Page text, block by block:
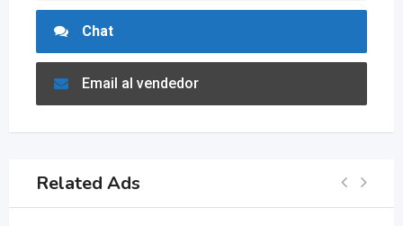
Chat
Email al vendedor
Related Ads